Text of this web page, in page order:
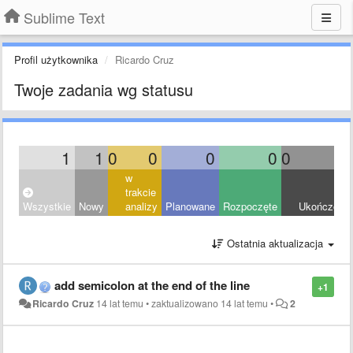
Sublime Text
Profil użytkownika Ricardo Cruz
Twoje zadania wg statusu
1 1 0 0 0 0 0
Wszystkie Nowy
w
trakcie
analizy
Planowane Rozpoczęte Ukończony
Ostatnia aktualizacja
+1
add semicolon at the end of the line
Ricardo Cruz 14 lat temu •zaktualizowano 14 lat temu • 2